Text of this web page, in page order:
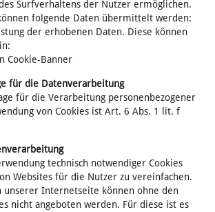
Surfverhaltens der Nutzer ermöglichen.
folgende Daten übermittelt werden:
der erhobenen Daten. Diese können
Cookie-Banner
für die Datenverarbeitung
für die Verarbeitung personenbezogener
von Cookies ist Art. 6 Abs. 1 lit. f
technisch notwendiger Cookies
Websites für die Nutzer zu vereinfachen.
unserer Internetseite können ohne den
nicht angeboten werden. Für diese ist es